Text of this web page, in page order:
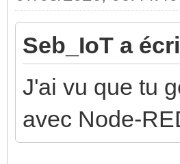
Seb_IoT a
J'ai vu que tu
avec Node-